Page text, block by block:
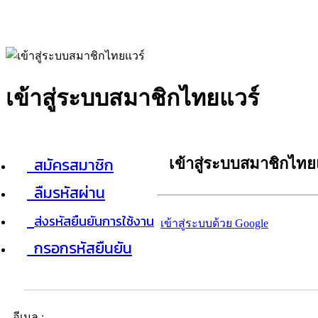
เข้าสู่ระบบสมาชิกไทยแวร์
สมัครสมาชิก
ลืมรหัสผ่าน
ส่งรหัสยืนยันการใช้งาน
กรอกรหัสยืนยัน
เข้าสู่ระบบสมาชิกไท
เข้าสู่ระบบด้วย Google